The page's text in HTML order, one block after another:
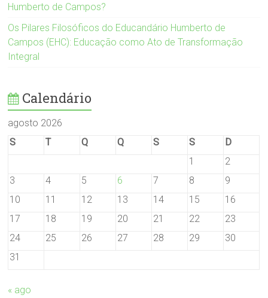
Humberto de Campos?
Os Pilares Filosóficos do Educandário Humberto de
Campos (EHC): Educação como Ato de Transformação
Integral
Calendário
agosto 2026
S
T Q Q S S
D
1
2
3
4 5 6 7 8
9
10
11 12 13 14 15
16
17
18 19 20 21 22
23
24
25 26 27 28 29
30
31
« ago